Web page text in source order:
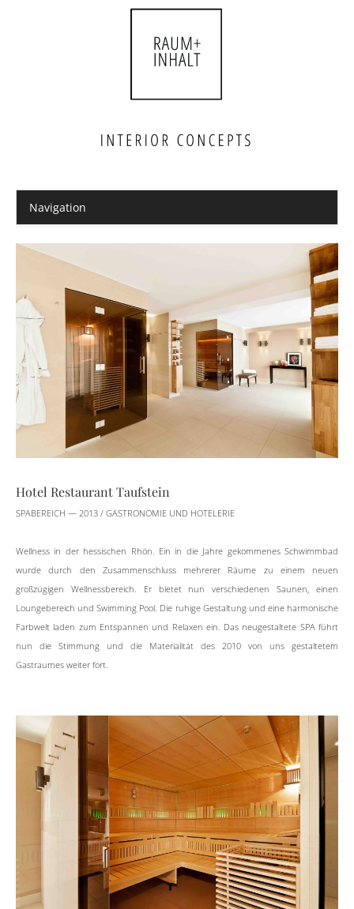
Hotel Restaurant Taufstein
SPABEREICH — 2013 / GASTRONOMIE UND HOTELERIE
Wellness in der hessischen Rhön. Ein in die Jahre gekommenes Schwimmbad
wurde durch den Zusammenschluss mehrerer Räume zu einem neuen
großzügigen Wellnessbereich. Er bietet nun verschiedenen Saunen, einen
Loungebereich und Swimming Pool. Die ruhige Gestaltung und eine harmonische
Farbwelt laden zum Entspannen und Relaxen ein. Das neugestaltete SPA führt
nun die Stimmung und die Materialität des 2010 von uns gestaltetem
Gastraumes weiter fort.